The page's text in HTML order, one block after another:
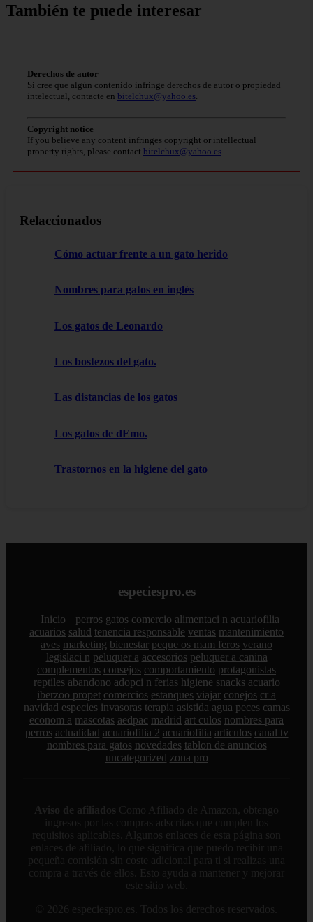
También te puede interesar
Derechos de autor
Si cree que algún contenido infringe derechos de autor o propiedad
intelectual, contacte en bitelchux@yahoo.es
Copyright notice
If you believe any content infringes copyright or intellectual
property rights, please contact bitelchux@yahoo.es
Relaccionados
Cómo actuar frente a un gato herido
Nombres para gatos en inglés
Los gatos de Leonardo
Los bostezos del gato.
Las distancias de los gatos
Los gatos de dEmo.
Trastornos en la higiene del gato
especiespro.es
Inicio perros gatos comercio alimentaci n acuariofilia
acuarios salud tenencia responsable ventas mantenimiento
aves marketing bienestar peque os mam feros verano
legislaci n peluquer a accesorios peluquer a canina
complementos consejos comportamiento protagonistas
reptiles abandono adopci n ferias higiene snacks acuario
iberzoo propet comercios estanques viajar conejos cr a
navidad especies invasoras terapia asistida agua peces camas
econom a mascotas aedpac madrid art culos nombres para
perros actualidad acuariofilia 2 acuariofilia articulos canal tv
nombres para gatos novedades tablon de anuncios
uncategorized zona pro
Aviso de afiliados Como Afiliado de Amazon, obtengo
ingresos por las compras adscritas que cumplen los
requisitos aplicables. Algunos enlaces de esta página son
enlaces de afiliado, lo que significa que puedo recibir una
pequeña comisión sin coste adicional para ti si realizas una
compra a través de ellos. Esto ayuda a mantener y mejorar
este sitio web.
© 2026 especiespro.es. Todos los derechos reservados.